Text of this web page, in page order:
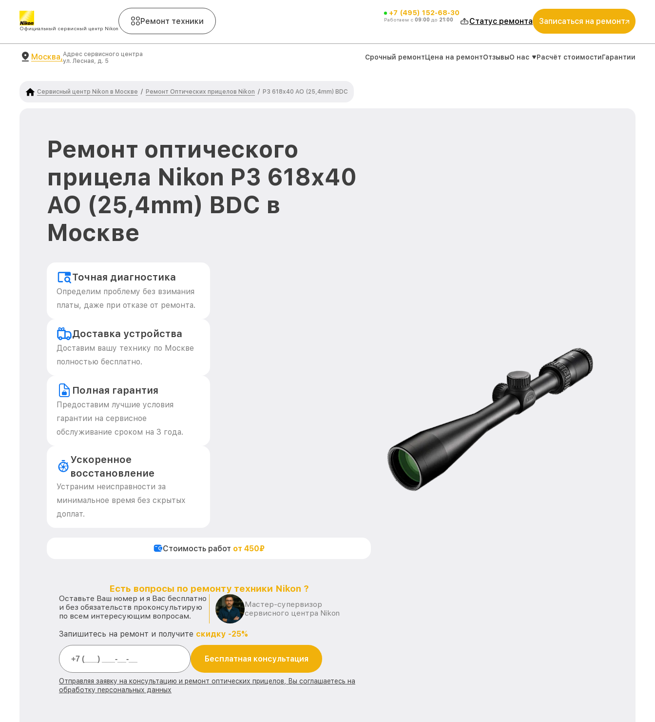
Официальный сервисный центр Nikon
Ремонт техники
+7 (495) 152-68-30
Работаем с 09:00 до 21:00 Статус ремонта Записаться на ремонт
Москва,Адрес сервисного центра
ул. Лесная, д. 5
Срочный ремонтЦена на ремонтОтзывыО нас Расчёт стоимостиГарантии
Сервисный центр Nikon в Москве / Ремонт Оптических прицелов Nikon / P3 618x40 AO (25,4mm) BDC
Ремонт оптического
прицела Nikon P3 618x40
AO (25,4mm) BDC в
Москве
Точная диагностика
Определим проблему без взимания
платы, даже при отказе от ремонта.
Доставка устройства
Доставим вашу технику по Москве
полностью бесплатно.
Полная гарантия
Предоставим лучшие условия
гарантии на сервисное
обслуживание сроком на 3 года.
Ускоренное
восстановление
Устраним неисправности за
минимальное время без скрытых
доплат.
Стоимость работ от 450₽
Есть вопросы по ремонту техники Nikon ?
Оставьте Ваш номер и я Вас бесплатно
и без обязательств проконсультирую
по всем интересующим вопросам.
Мастер-супервизор
сервисного центра Nikon
Запишитесь на ремонт и получите скидку -25%
Бесплатная консультация
Отправляя заявку на консультацию и ремонт оптических прицелов, Вы соглашаетесь на
обработку персональных данных